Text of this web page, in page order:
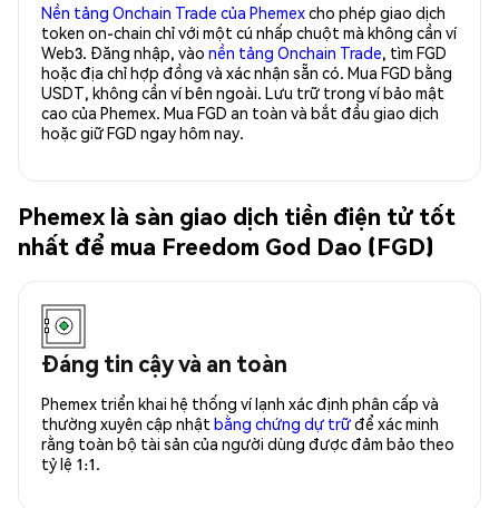
Nền tảng Onchain Trade của Phemexcho phép giao dịch
token on-chain chỉ với một cú nhấp chuột mà không cần ví
Web3. Đăng nhập, vào nền tảng Onchain Trade, tìm FGD
hoặc địa chỉ hợp đồng và xác nhận sẵn có. Mua FGD bằng
USDT, không cần ví bên ngoài. Lưu trữ trong ví bảo mật
cao của Phemex. Mua FGD an toàn và bắt đầu giao dịch
hoặc giữ FGD ngay hôm nay.
Phemex là sàn giao dịch tiền điện tử tốt
nhất để mua Freedom God Dao (FGD)
Đáng tin cậy và an toàn
Phemex triển khai hệ thống ví lạnh xác định phân cấp và
thường xuyên cập nhật bằng chứng dự trữđể xác minh
rằng toàn bộ tài sản của người dùng được đảm bảo theo
tỷ lệ 1:1.